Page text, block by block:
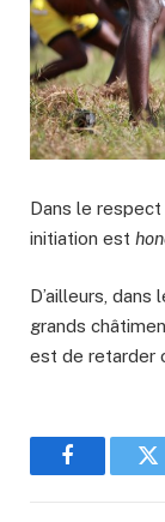
Dans le
initiation est
D’ailleurs, dans
grands
est de retarder
Facebook